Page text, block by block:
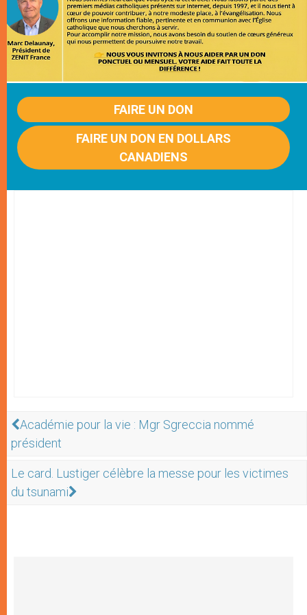
FAIRE UN DON
FAIRE UN DON EN DOLLARS
CANADIENS
Académie pour la vie : Mgr Sgreccia nommé
président
Le card. Lustiger célèbre la messe pour les victimes
du tsunami